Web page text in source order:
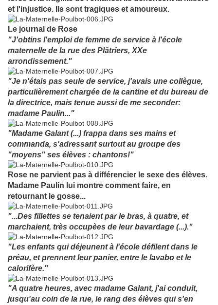
et l'injustice. Ils sont tragiques et amoureux.
Le journal de Rose
"J'obtins l'emploi de femme de service à l'école
maternelle de la rue des Plâtriers, XXe
arrondissement."
"Je n'étais pas seule de service, j'avais une collègue,
particulièrement chargée de la cantine et du bureau de
la directrice, mais tenue aussi de me seconder:
madame Paulin..."
"Madame Galant (...) frappa dans ses mains et
commanda, s'adressant surtout au groupe des
"moyens" ses élèves : chantons!"
Rose ne parvient pas à différencier le sexe des élèves.
Madame Paulin lui montre comment faire, en
retournant le gosse...
"...Des fillettes se tenaient par le bras, à quatre, et
marchaient, très occupèes de leur bavardage (...)."
"Les enfants qui déjeunent à l'école défilent dans le
préau, et prennent leur panier, entre le lavabo et le
calorifère."
"A quatre heures, avec madame Galant, j'ai conduit,
jusqu'au coin de la rue, le rang des élèves qui s'en